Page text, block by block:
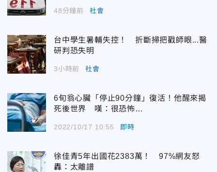
48分鐘前 社會
台中學生暑輔失控！ 折斷掃把戳師眼...醫
研判恐失明
3小時前 社會
6旬翁心臟「停止90分鐘」復活！他醒來揭
死後世界 嘆：很恐怖…
2022/10/17 10:55 即時
徐佳青5年出國花2383萬！ 97%網友怒
轟：太離譜